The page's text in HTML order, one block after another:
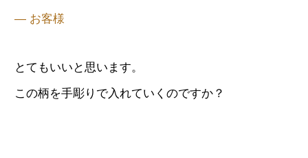
— お客様
とてもいいと思います。
この柄を手彫りで入れていくのですか？